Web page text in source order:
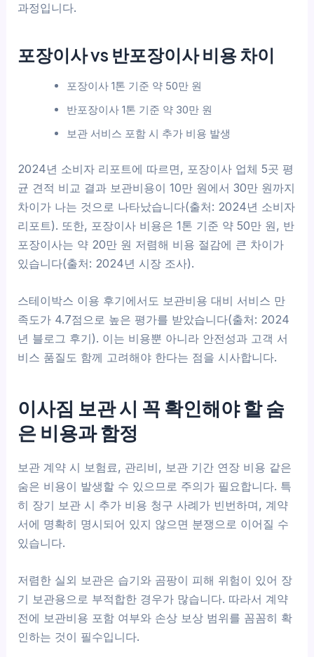
과정입니다.
포장이사 vs 반포장이사 비용 차이
포장이사 1톤 기준 약 50만 원
반포장이사 1톤 기준 약 30만 원
보관 서비스 포함 시 추가 비용 발생
2024년 소비자 리포트에 따르면, 포장이사 업체 5곳 평
균 견적 비교 결과 보관비용이 10만 원에서 30만 원까지
차이가 나는 것으로 나타났습니다(출처: 2024년 소비자
리포트). 또한, 포장이사 비용은 1톤 기준 약 50만 원, 반
포장이사는 약 20만 원 저렴해 비용 절감에 큰 차이가
있습니다(출처: 2024년 시장 조사).
스테이박스 이용 후기에서도 보관비용 대비 서비스 만
족도가 4.7점으로 높은 평가를 받았습니다(출처: 2024
년 블로그 후기). 이는 비용뿐 아니라 안전성과 고객 서
비스 품질도 함께 고려해야 한다는 점을 시사합니다.
이사짐 보관 시 꼭 확인해야 할 숨
은 비용과 함정
보관 계약 시 보험료, 관리비, 보관 기간 연장 비용 같은
숨은 비용이 발생할 수 있으므로 주의가 필요합니다. 특
히 장기 보관 시 추가 비용 청구 사례가 빈번하며, 계약
서에 명확히 명시되어 있지 않으면 분쟁으로 이어질 수
있습니다.
저렴한 실외 보관은 습기와 곰팡이 피해 위험이 있어 장
기 보관용으로 부적합한 경우가 많습니다. 따라서 계약
전에 보관비용 포함 여부와 손상 보상 범위를 꼼꼼히 확
인하는 것이 필수입니다.